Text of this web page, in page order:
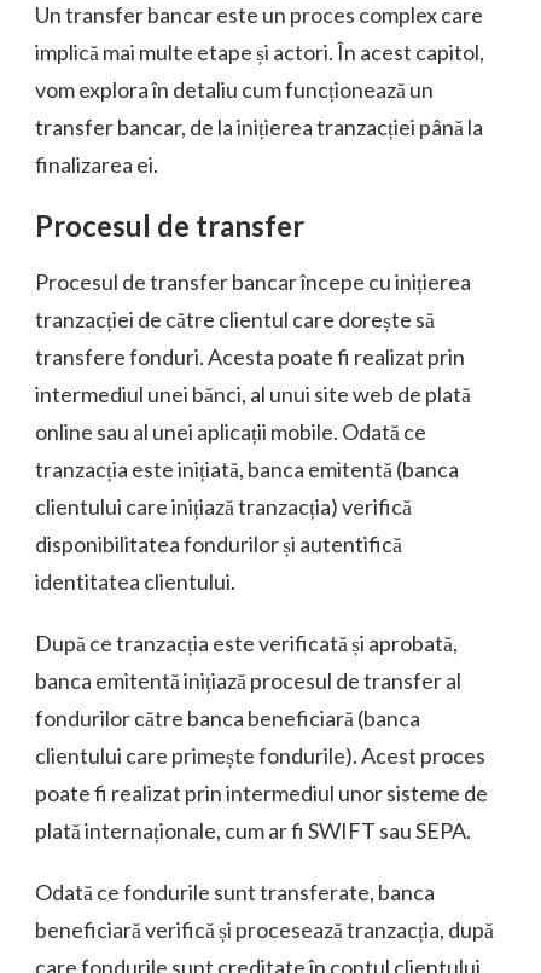
Un transfer bancar este un proces complex care
implică mai multe etape și actori. În acest capitol,
vom explora în detaliu cum funcționează un
transfer bancar, de la inițierea tranzacției până la
finalizarea ei.
Procesul de transfer
Procesul de transfer bancar începe cu inițierea
tranzacției de către clientul care dorește să
transfere fonduri. Acesta poate fi realizat prin
intermediul unei bănci, al unui site web de plată
online sau al unei aplicații mobile. Odată ce
tranzacția este inițiată, banca emitentă (banca
clientului care inițiază tranzacția) verifică
disponibilitatea fondurilor și autentifică
identitatea clientului.
După ce tranzacția este verificată și aprobată,
banca emitentă inițiază procesul de transfer al
fondurilor către banca beneficiară (banca
clientului care primește fondurile). Acest proces
poate fi realizat prin intermediul unor sisteme de
plată internaționale, cum ar fi SWIFT sau SEPA.
Odată ce fondurile sunt transferate, banca
beneficiară verifică și procesează tranzacția, după
care fondurile sunt creditate în contul clientului